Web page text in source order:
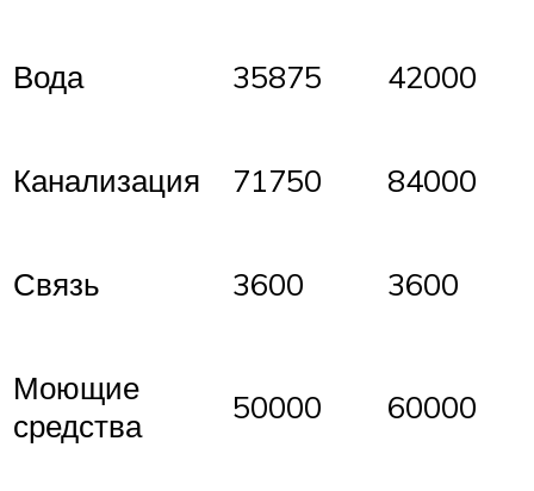
Вода 35875 42000
Канализация 71750 84000
Связь 3600 3600
Моющие
средства
50000 60000